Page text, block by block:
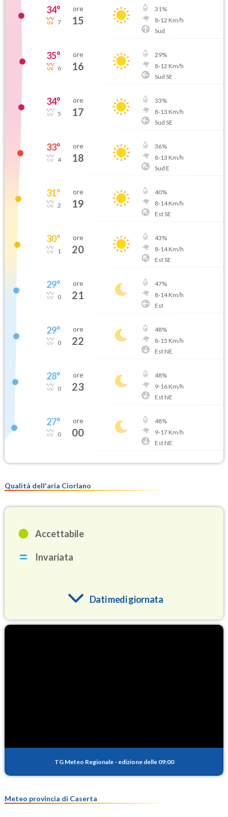
34°
7
ore
15
31%
8-12 Km/h
Sud
35°
6
ore
16
29%
8-12 Km/h
Sud SE
34°
5
ore
17
33%
8-13 Km/h
Sud SE
33°
4
ore
18
36%
8-13 Km/h
Sud E
31°
2
ore
19
40%
8-14Km/h
Est SE
30°
1
ore
20
43%
8-14Km/h
Est SE
29°
0
ore
21
47%
8-14Km/h
Est
29°
0
ore
22
48%
8-15 Km/h
Est NE
28°
0
ore
23
48%
9-16Km/h
Est NE
27°
0
ore
00
48%
9-17Km/h
Est NE
Qualità dell'aria Ciorlano
Accettabile
Invariata
Dati medi giornata
PM25
TG Meteo Regionale - edizione delle 09:00
Meteo provincia di Caserta